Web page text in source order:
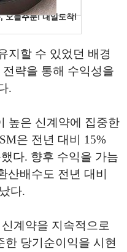
지할 수 있었던 배경
략을 통해 수익성을
.
높은 신계약에 집중한
은 전년 대비 15%
다. 향후 수익을 가늠
산배수도 전년 대비
다.
계약을 지속적으로
당기순이익을 시현